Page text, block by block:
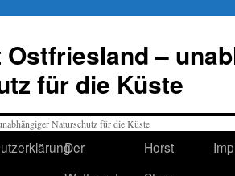
Ostfriesland –
für die Küste
Der
Horst